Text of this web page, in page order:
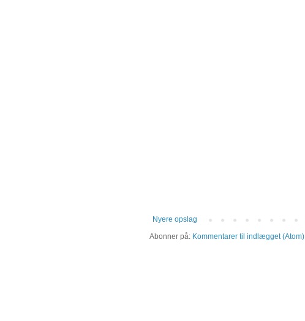
Nyere opslag
Abonner på: Kommentarer til indlægget (Atom)